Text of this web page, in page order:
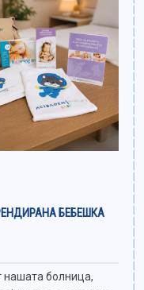
БЕБЕШКА
нашата болница,